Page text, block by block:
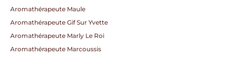
Aromathérapeute Maule
Aromathérapeute Gif Sur Yvette
Aromathérapeute Marly Le Roi
Aromathérapeute Marcoussis